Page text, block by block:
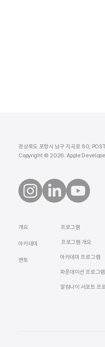
경상북도 포항시 남구 지곡로 80,
Copyright © 2026. Apple Developer
​개요
​아카데미
멘토
프로그램
프로그램 개요
아카데미 프로그램
​파운데이션 프로그램
알럼나이 서포트 프